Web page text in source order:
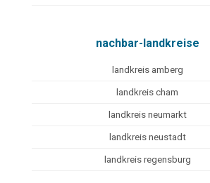
nachbar-landkreise
landkreis amberg
landkreis cham
landkreis neumarkt
landkreis neustadt
landkreis regensburg